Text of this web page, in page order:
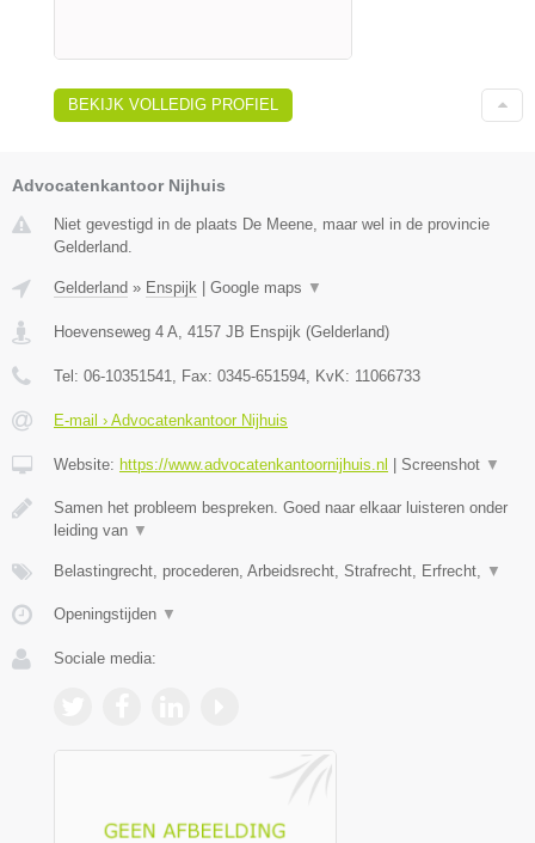
BEKIJK VOLLEDIG PROFIEL
Advocatenkantoor Nijhuis
Niet gevestigd in de plaats De Meene, maar wel in de provincie
Gelderland.
Gelderland » Enspijk Google maps ▼
Hoevenseweg 4 A 4157 JB Enspijk (Gelderland)
Tel: 06-10351541 , Fax: 0345-651594 , KvK: 11066733
E-mail › Advocatenkantoor Nijhuis
Website: https://www.advocatenkantoornijhuis.nl Screenshot ▼
Samen het probleem bespreken. Goed naar elkaar luisteren onder
leiding van ▼
Belastingrecht, procederen, Arbeidsrecht, Strafrecht, Erfrecht, ▼
Openingstijden ▼
Sociale media: